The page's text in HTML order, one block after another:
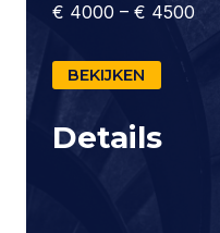
€ 4000 – € 4500
BEKIJKEN
Details